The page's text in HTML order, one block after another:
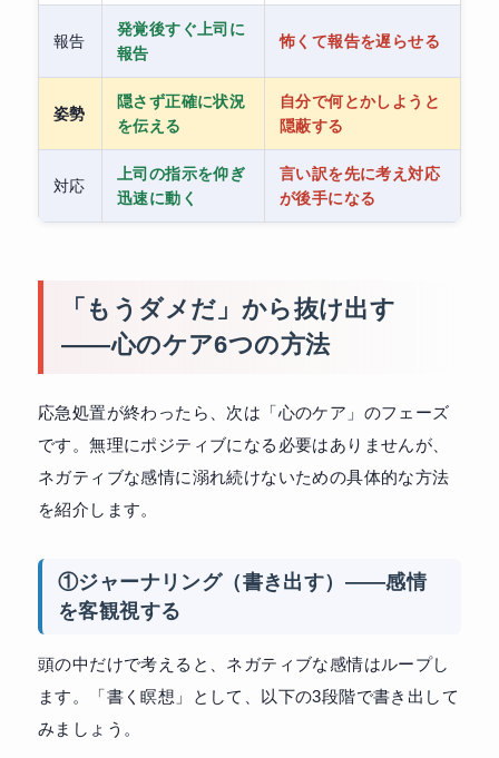
報告
発覚後すぐ上司に
報告
怖くて報告を遅らせる
姿勢
隠さず正確に状況
を伝える
自分で何とかしようと
隠蔽する
対応
上司の指示を仰ぎ
迅速に動く
言い訳を先に考え対応
が後手になる
「もうダメだ」から抜け出す
——心のケア6つの方法
応急処置が終わったら、次は「心のケア」のフェーズ
です。無理にポジティブになる必要はありませんが、
ネガティブな感情に溺れ続けないための具体的な方法
を紹介します。
①ジャーナリング（書き出す）——感情
を客観視する
頭の中だけで考えると、ネガティブな感情はループし
ます。「書く瞑想」として、以下の3段階で書き出して
みましょう。